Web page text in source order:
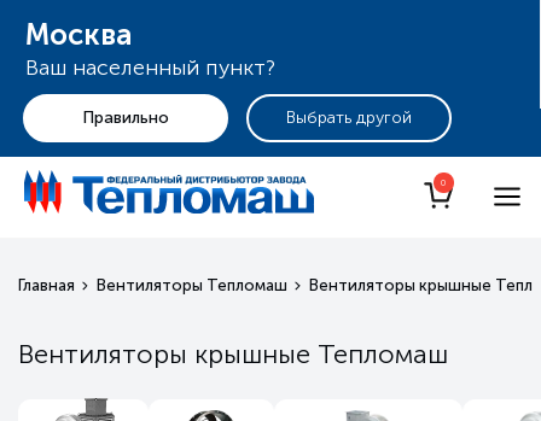
Москва
Ваш населенный пункт?
+7 (495) 255-19-29
0
Главная Вентиляторы Тепломаш Вентиляторы крышные
Вентиляторы крышные Тепломаш